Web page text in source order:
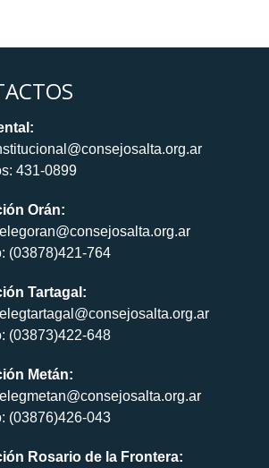
431-0899
Orán:
(03878)421-764
Tartagal:
(03873)422-648
Metán:
(03876)426-043
Rosario de la Frontera: